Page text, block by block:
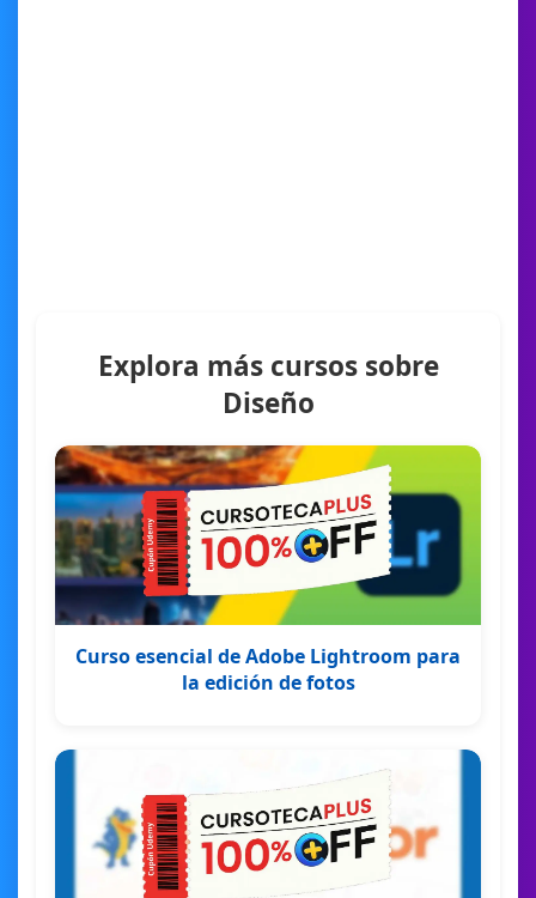
Explora más cursos sobre
Diseño
Curso esencial de Adobe Lightroom para
la edición de fotos